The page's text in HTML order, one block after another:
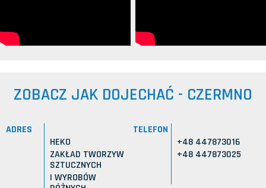
ZOBACZ JAK DOJECHAĆ - CZERMNO
ADRES
HEKO
ZAKŁAD TWORZYW
SZTUCZNYCH
I WYROBÓW
TELEFON
+48 447873016
+48 447873025